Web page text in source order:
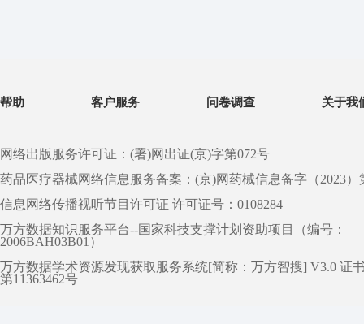
帮助 客户服务 问卷调查 关于我
网络出版服务许可证：(署)网出证(京)字第072号
药品医疗器械网络信息服务备案：(京)网药械信息备字（2023）
信息网络传播视听节目许可证 许可证号：0108284
万方数据知识服务平台--国家科技支撑计划资助项目（编号：
2006BAH03B01）
万方数据学术资源发现获取服务系统[简称：万方智搜] V3.0 证
第11363462号